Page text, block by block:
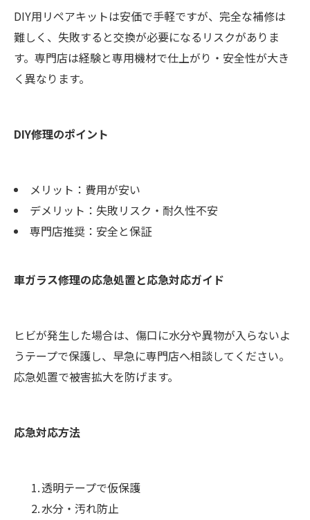
DIY用リペアキットは安価で手軽ですが、完全な補修は
難しく、失敗すると交換が必要になるリスクがありま
す。専門店は経験と専用機材で仕上がり・安全性が大き
く異なります。
DIY修理のポイント
メリット：費用が安い
デメリット：失敗リスク・耐久性不安
専門店推奨：安全と保証
車ガラス修理の応急処置と応急対応ガイド
ヒビが発生した場合は、傷口に水分や異物が入らないよ
うテープで保護し、早急に専門店へ相談してください。
応急処置で被害拡大を防げます。
応急対応方法
透明テープで仮保護
水分・汚れ防止